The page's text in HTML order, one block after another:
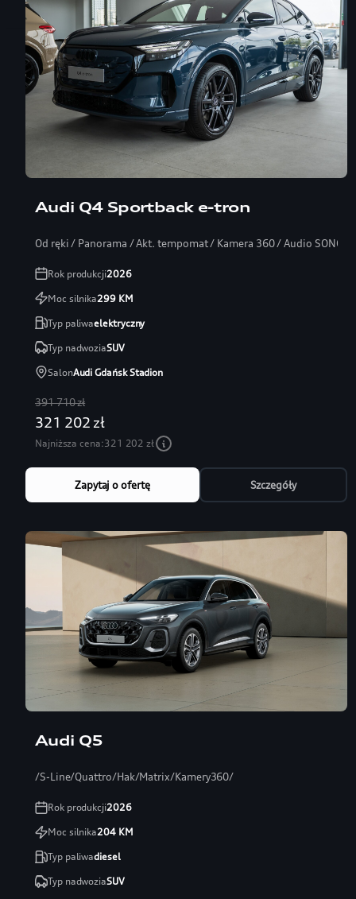
Audi Q4 Sportback e-tron
Od ręki / Panorama / Akt. tempomat / Kamera 360 / Audio SONOS
Rok produkcji2026
Moc silnika299KM
Typ paliwaelektryczny
Typ nadwoziaSUV
SalonAudi Gdańsk Stadion
391 710 zł
321 202 zł
Najniższa cena:321 202 zł
Zapytaj o ofertę Szczegóły
Audi Q5
/S-Line/Quattro/Hak/Matrix/Kamery360/
Rok produkcji2026
Moc silnika204KM
Typ paliwadiesel
Typ nadwoziaSUV